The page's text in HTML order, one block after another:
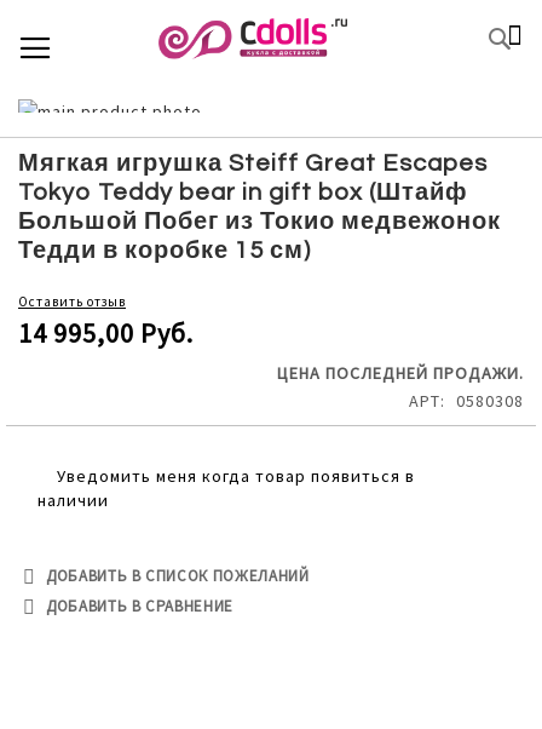
TO
CONTENT
Мягкая игрушка Steiff Great Escapes
Tokyo Teddy bear in gift box (Штайф
Большой Побег из Токио медвежонок
Тедди в коробке 15 см)
Оставить отзыв
14 995,00 Руб.
ЦЕНА ПОСЛЕДНЕЙ ПРОДАЖИ.
АРТ
0580308
Уведомить меня когда товар появиться в
наличии
ДОБАВИТЬ В СПИСОК ПОЖЕЛАНИЙ
ДОБАВИТЬ В СРАВНЕНИЕ
Skip
to
the
end
of
the
images
Skip
to
the
beginning
of
the
gallery